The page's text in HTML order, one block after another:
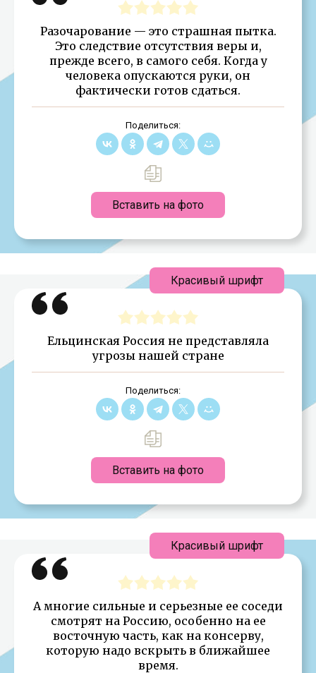
Разочарование — это страшная пытка.
Это следствие отсутствия веры и,
прежде всего, в самого себя. Когда у
человека опускаются руки, он
фактически готов сдаться.
Поделиться:
Вставить на фото
Ельцинская Россия не представляла
угрозы нашей стране
Поделиться:
Вставить на фото
Красивый шрифт
А многие сильные и серьезные ее соседи
смотрят на Россию, особенно на ее
восточную часть, как на консерву,
которую надо вскрыть в ближайшее
время.
Красивый шрифт